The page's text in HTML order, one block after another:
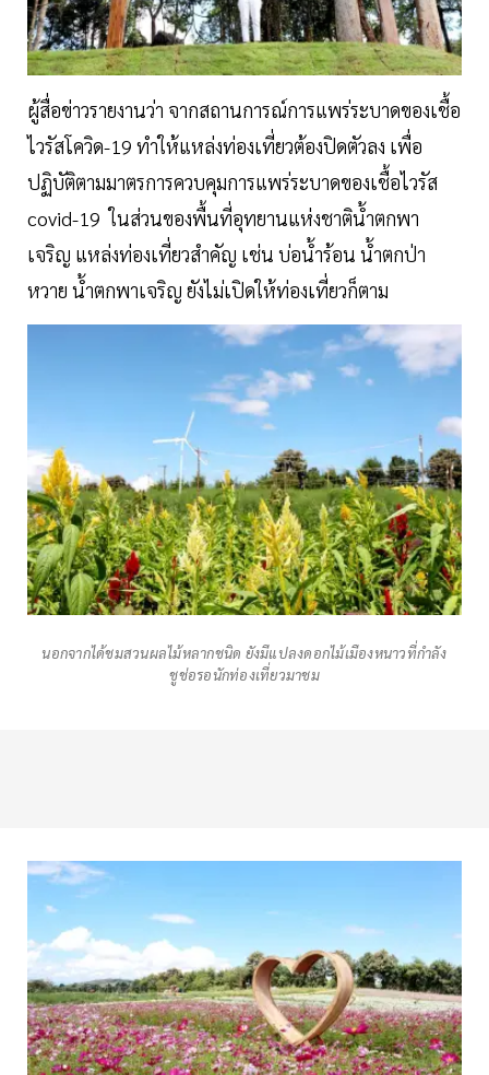
ผู้สื่อข่าวรายงานว่า จากสถานการณ์การแพร่ระบาดของเชื้อ
ไวรัสโควิด-19 ทำให้แหล่งท่องเที่ยวต้องปิดตัวลง เพื่อ
ปฏิบัติตามมาตรการควบคุมการแพร่ระบาดของเชื้อไวรัส
covid-19 ในส่วนของพื้นที่อุทยานแห่งชาติน้ำตกพา
เจริญ แหล่งท่องเที่ยวสำคัญ เช่น บ่อน้ำร้อน น้ำตกป่า
หวาย น้ำตกพาเจริญ ยังไม่เปิดให้ท่องเที่ยวก็ตาม
นอกจากได้ชมสวนผลไม้หลากชนิด ยังมีแปลงดอกไม้เมืองหนาวที่กำลัง
ชูช่อรอนักท่องเที่ยวมาชม